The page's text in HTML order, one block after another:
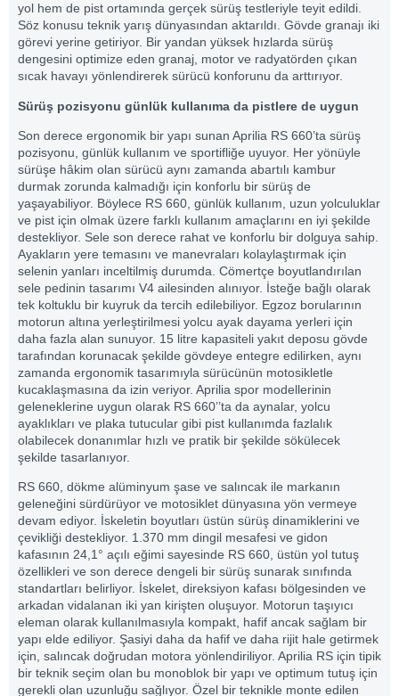
yol hem de pist ortamında gerçek sürüş testleriyle teyit edildi.
Söz konusu teknik yarış dünyasından aktarıldı. Gövde granajı iki
görevi yerine getiriyor. Bir yandan yüksek hızlarda sürüş
dengesini optimize eden granaj, motor ve radyatörden çıkan
sıcak havayı yönlendirerek sürücü konforunu da arttırıyor.
Sürüş pozisyonu günlük kullanıma da pistlere de uygun
Son derece ergonomik bir yapı sunan Aprilia RS 660’ta sürüş
pozisyonu, günlük kullanım ve sportifliğe uyuyor. Her yönüyle
sürüşe hâkim olan sürücü aynı zamanda abartılı kambur
durmak zorunda kalmadığı için konforlu bir sürüş de
yaşayabiliyor. Böylece RS 660, günlük kullanım, uzun yolculuklar
ve pist için olmak üzere farklı kullanım amaçlarını en iyi şekilde
destekliyor. Sele son derece rahat ve konforlu bir dolguya sahip.
Ayakların yere temasını ve manevraları kolaylaştırmak için
selenin yanları inceltilmiş durumda. Cömertçe boyutlandırılan
sele pedinin tasarımı V4 ailesinden alınıyor. İsteğe bağlı olarak
tek koltuklu bir kuyruk da tercih edilebiliyor. Egzoz borularının
motorun altına yerleştirilmesi yolcu ayak dayama yerleri için
daha fazla alan sunuyor. 15 litre kapasiteli yakıt deposu gövde
tarafından korunacak şekilde gövdeye entegre edilirken, aynı
zamanda ergonomik tasarımıyla sürücünün motosikletle
kucaklaşmasına da izin veriyor. Aprilia spor modellerinin
geleneklerine uygun olarak RS 660’’ta da aynalar, yolcu
ayaklıkları ve plaka tutucular gibi pist kullanımda fazlalık
olabilecek donanımlar hızlı ve pratik bir şekilde sökülecek
şekilde tasarlanıyor.
RS 660, dökme alüminyum şase ve salıncak ile markanın
geleneğini sürdürüyor ve motosiklet dünyasına yön vermeye
devam ediyor. İskeletin boyutları üstün sürüş dinamiklerini ve
çevikliği destekliyor. 1.370 mm dingil mesafesi ve gidon
kafasının 24,1° açılı eğimi sayesinde RS 660, üstün yol tutuş
özellikleri ve son derece dengeli bir sürüş sunarak sınıfında
standartları belirliyor. İskelet, direksiyon kafası bölgesinden ve
arkadan vidalanan iki yan kirişten oluşuyor. Motorun taşıyıcı
eleman olarak kullanılmasıyla kompakt, hafif ancak sağlam bir
yapı elde ediliyor. Şasiyi daha da hafif ve daha rijit hale getirmek
için, salıncak doğrudan motora yönlendiriliyor. Aprilia RS için tipik
bir teknik seçim olan bu monoblok bir yapı ve optimum tutuş için
gerekli olan uzunluğu sağlıyor. Özel bir teknikle monte edilen